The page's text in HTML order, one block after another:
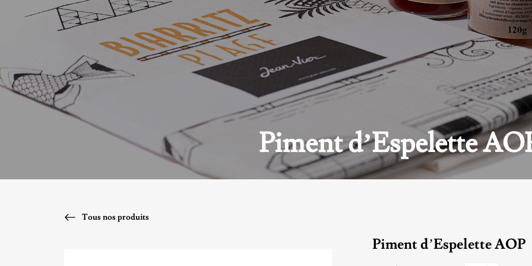
Piment d’Espelette
Tous nos produits
Piment d’Espelette AOP